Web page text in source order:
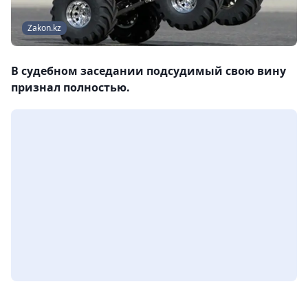
Zakon.kz
В судебном заседании подсудимый свою вину
признал полностью.